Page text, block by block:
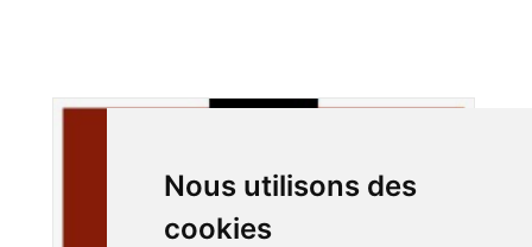
Nous utilisons des
cookies